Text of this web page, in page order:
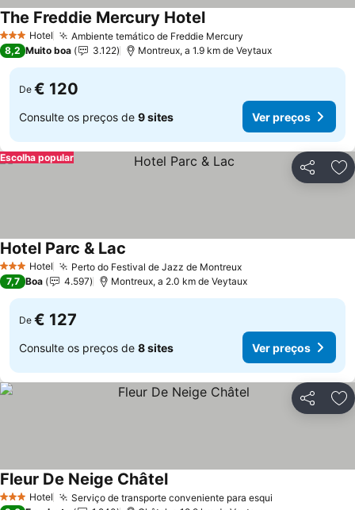
3 EstrelasHotel Ambiente temático de Freddie Mercury
The Freddie Mercury HotelVer preços
8,2 Muito boa 3.122 Montreux, a 1.9 km de Veytaux
De € 120
Consulte os preços de 9 sites Ver preços
Partilhar
Escolha popular
3 EstrelasHotel Perto do Festival de Jazz de MontreuxVer preços
Hotel Parc & Lac
7,7 Boa 4.597 Montreux, a 2.0 km de Veytaux
De € 127
Consulte os preços de 8 sites Ver preços
Partilhar
3 EstrelasHotel Serviço de transporte conveniente para esqui
Fleur De Neige ChâtelVer preços